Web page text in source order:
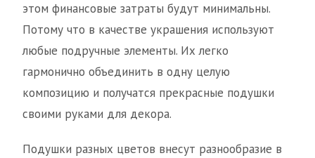
этом финансовые затраты будут минимальны.
Потому что в качестве украшения используют
любые подручные элементы. Их легко
гармонично объединить в одну целую
композицию и получатся прекрасные подушки
своими руками для декора.
Подушки разных цветов внесут разнообразие в